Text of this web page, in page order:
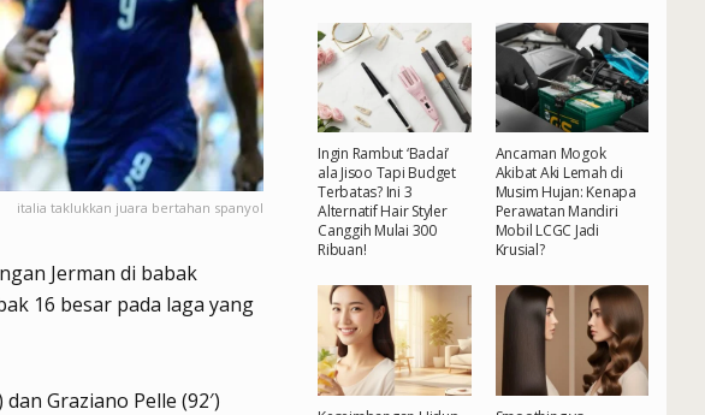
italia taklukkan juara bertahan spanyol
Jerman di babak
16 besar pada laga yang
Graziano Pelle (92′)
Ingin Rambut ‘Badai’
ala Jisoo Tapi Budget
Terbatas? Ini 3
Alternatif Hair Styler
Canggih Mulai 300
Ribuan!
Ancaman Mogok
Akibat Aki Lemah di
Musim Hujan: Kenapa
Perawatan Mandiri
Mobil LCGC Jadi
Krusial?